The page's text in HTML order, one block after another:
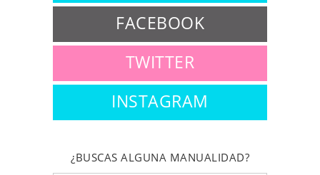
FACEBOOK
TWITTER
INSTAGRAM
¿BUSCAS ALGUNA MANUALIDAD?